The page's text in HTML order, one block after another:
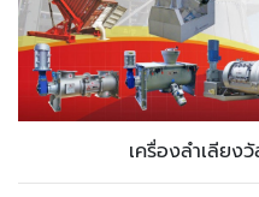
เครื่องลำเลีย